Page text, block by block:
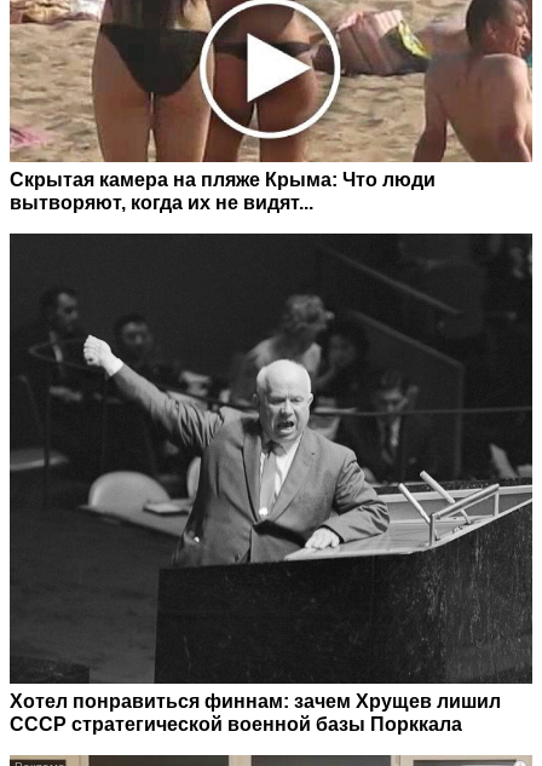
Скрытая камера на пляже Крыма: Что люди
вытворяют, когда их не видят...
Хотел понравиться финнам: зачем Хрущев лишил
СССР стратегической военной базы Порккала